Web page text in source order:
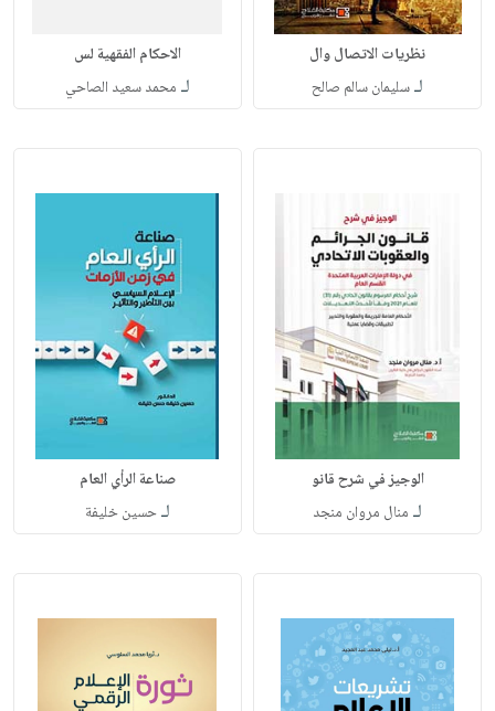
نظريات الاتصال وال
لـسليمان سالم صالح
الاحكام الفقهية لس
لـ محمد سعيد الصاحي
الوجيز في شرح قانو
لـ منال مروان منجد
صناعة الرأي العام
لـحسين خليفة